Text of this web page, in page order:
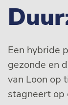
Een hybride
gezonde en
van Loon op
stagneert